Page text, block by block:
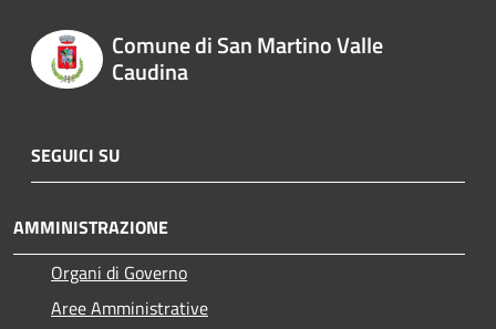
Comune di San Martino Valle
Caudina
SEGUICI SU
AMMINISTRAZIONE
Organi di Governo
Aree Amministrative